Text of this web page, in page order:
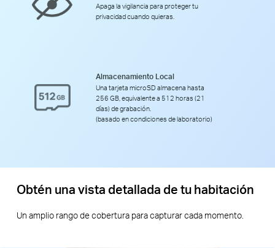
Apaga la vigilancia para proteger tu
privacidad cuando quieras.
Almacenamiento Local
Una tarjeta microSD almacena hasta
256 GB, equivalente a 512 horas (21
días) de grabación.
(basado en condiciones de laboratorio)
Obtén una vista detallada de tu habitación
Un amplio rango de cobertura para capturar cada momento.